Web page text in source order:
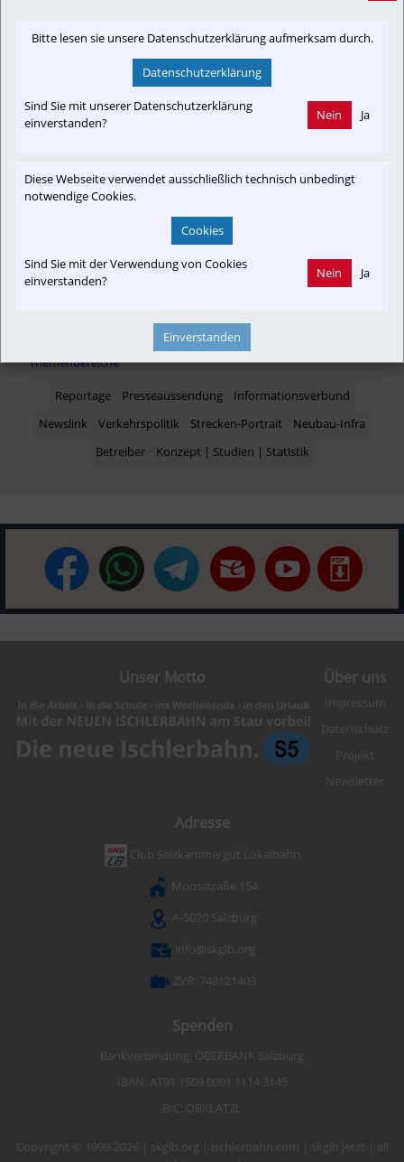
Newslink: Klicken Sie hier um auf den externen Artikel von
s-link.at zu gelangen.
(Neuer Tab wird geöffnet)
Austria-In-Motion
Die Rote Elektrische
Club SKGLB
Verkehrsforum BGL & RW
Baustelle
Branchenbeitrag
Barrierefrei
Umwelt
Themenbereiche
Reportage Presseaussendung
Informationsverbund
Newslink
Verkehrspolitik Strecken-Portrait
Neubau-Infra
Betreiber
Konzept | Studien | Statistik
Unser Motto Über uns
Impressum
Datenschutz
Projekt
Newsletter
Adresse
Club Salzkammergut Lokalbahn
Moosstraße 154
A-5020 Salzburg
info@skglb.org
ZVR: 748121403
Spenden
Bankverbindung: OBERBANK Salzburg
IBAN: AT91 1509 0001 1114 3145
BIC: OBKLAT2L
Copyright © 1999-2026 | skglb.org | ischlerbahn.com | skglb.jetzt | all
Bitte lesen sie unsere Datenschutzerklärung aufmerksam durch.
Datenschutzerklärung
Sind Sie mit unserer Datenschutzerklärung
einverstanden?
Nein Ja
Diese Webseite verwendet ausschließlich technisch unbedingt
notwendige Cookies.
Cookies
Sind Sie mit der Verwendung von Cookies
einverstanden?
Nein Ja
Einverstanden